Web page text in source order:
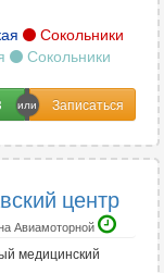
Сокольники
Сокольники
центр
Авиамоторной
медицинский